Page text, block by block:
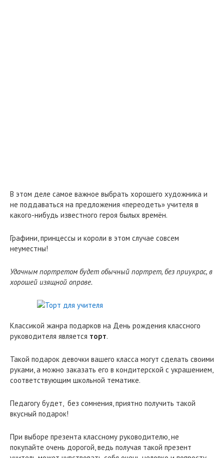
В этом деле самое важное выбрать хорошего художника и
не поддаваться на предложения «переодеть» учителя в
какого-нибудь известного героя былых времён.
Графини, принцессы и короли в этом случае совсем
неуместны!
Удачным портретом будет обычный портрет, без приукрас, в
хорошей изящной оправе.
Классикой жанра подарков на День рождения классного
руководителя является торт.
Такой подарок девочки вашего класса могут сделать своими
руками, а можно заказать его в кондитерской с украшением,
соответствующим школьной тематике.
Педагогу будет, без сомнения, приятно получить такой
вкусный подарок!
При выборе презента классному руководителю, не
покупайте очень дорогой, ведь получая такой презент